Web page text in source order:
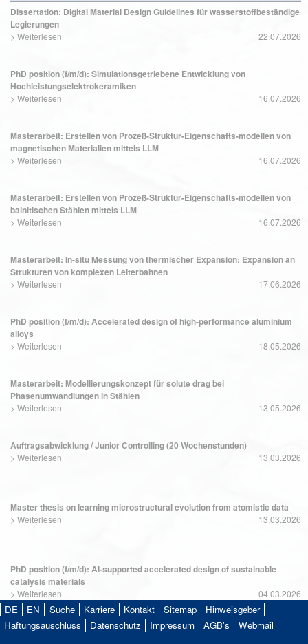
Dissertation: Digital Material Design Guidelines für wasserstoffbeständige
Legierungen
> Weiterlesen 22.07.2026
PhD position (f/m/d): Simulationsgetriebene Entwicklung von
Hochleistungselektrokeramiken
> Weiterlesen 16.07.2026
Masterarbeit: Erstellen von Prozeß-Struktur-Eigenschafts-modellen von
magnetischen Materialien mittels LLM
> Weiterlesen 16.07.2026
Masterarbeit: Erstellen von Prozeß-Struktur-Eigenschafts-modellen von
bainitischen Stählen mittels LLM
> Weiterlesen 16.07.2026
Masterarbeit: In-situ Messung von thermischer Expansion; Expansion an
Strukturen von komplexen Leiterbahnen
> Weiterlesen 17.06.2026
PhD position (f/m/d): Accelerated design of high-performance aluminium
alloys
> Weiterlesen 18.05.2026
Masterarbeit: Modellierungskonzept für solute drag bei
Phasenumwandlungen in Stählen
> Weiterlesen 13.05.2026
Auftragsabwicklung / Junior Controlling (20 Wochenstunden)
> Weiterlesen 13.03.2026
Master thesis on learning microstructural evolution from atomistic data
> Weiterlesen 13.03.2026
PhD position (f/m/d): AI-supported accelerated design of sustainable
catalysis materials
> Weiterlesen 04.03.2026
DE EN Suche Karriere Kontakt Sitemap
Hinweisgeber
Haftungsauschluss
Datenschutz Impressum AGB's Webmail